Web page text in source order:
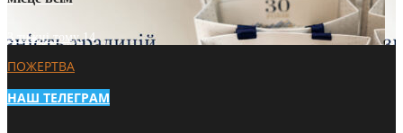
3 тижні тому14
ПОЖЕРТВА
НАШ ТЕЛЕГРАМ